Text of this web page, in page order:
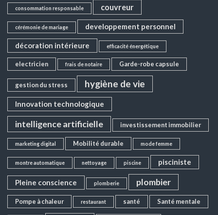
consommation responsable couvreur
cérémonie de mariage developpement personnel
décoration intérieure efficacité énergétique
electricien frais de notaire Garde-robe capsule
gestion du stress hygiène de vie
Innovation technologique
intelligence artificielle investissement immobilier
marketing digital Mobilité durable mode femme
montre automatique nettoyage piscine pisciniste
Pleine conscience plomberie plombier
Pompe à chaleur restaurant santé Santé mentale